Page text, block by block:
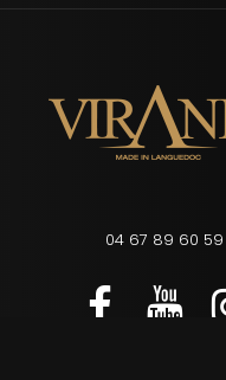
04 67 89 60 59